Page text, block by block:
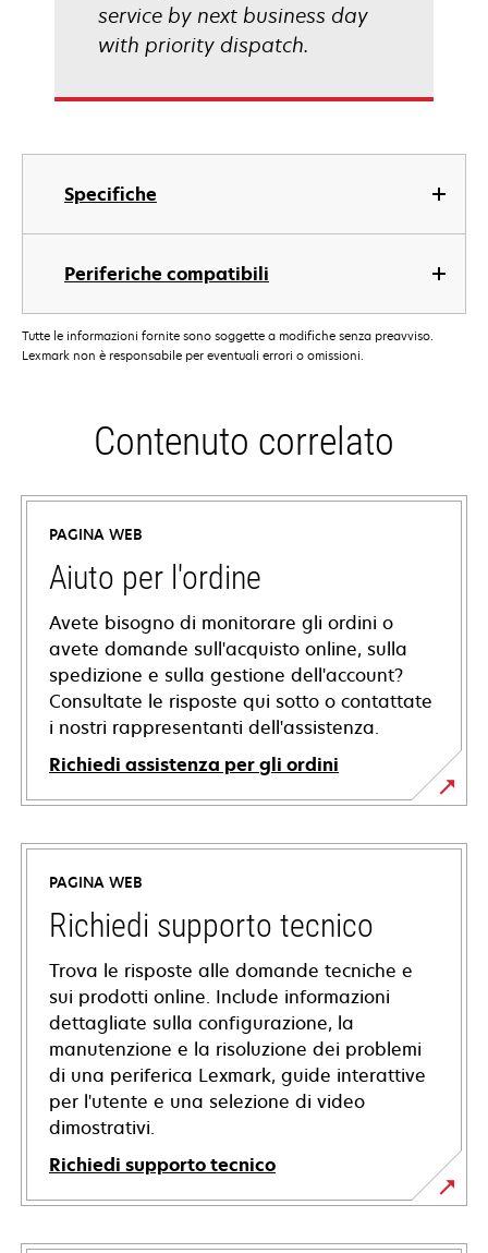
Specifiche
Periferiche compatibili
service by next business day
with priority dispatch.
Tutte le informazioni fornite sono soggette a modifiche senza preavviso.
Lexmark non è responsabile per eventuali errori o omissioni.
Contenuto correlato
PAGINA WEB
Aiuto per l'ordine
Avete bisogno di monitorare gli ordini o
avete domande sull'acquisto online, sulla
spedizione e sulla gestione dell'account?
Consultate le risposte qui sotto o contattate
i nostri rappresentanti dell'assistenza.
Richiedi assistenza per gli ordini
PAGINA WEB
Richiedi supporto tecnico
Trova le risposte alle domande tecniche e
sui prodotti online. Include informazioni
dettagliate sulla configurazione, la
manutenzione e la risoluzione dei problemi
di una periferica Lexmark, guide interattive
per l'utente e una selezione di video
dimostrativi.
Richiedi supporto tecnico
si
apre